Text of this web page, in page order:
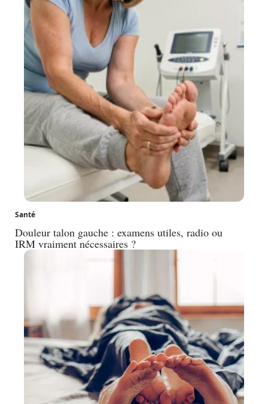
Santé
Douleur talon gauche : examens utiles, radio ou
IRM vraiment nécessaires ?